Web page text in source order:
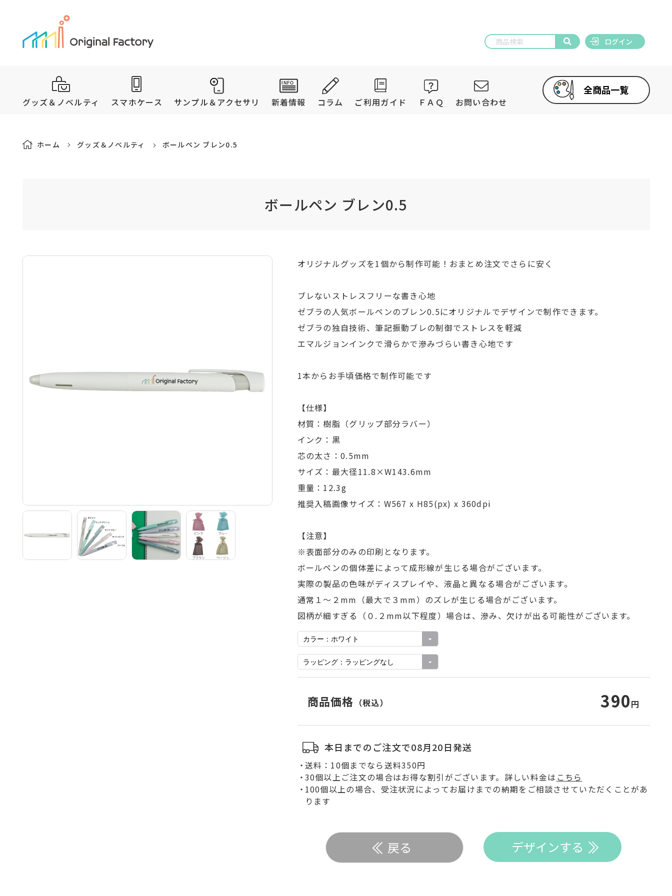
ログイン
グッズ＆ノベルティ スマホケース サンプル＆アクセサリ 新着情報 コラム ご利用ガイド ＦＡＱ お問い合わせ
全商品一覧
ホーム グッズ＆ノベルティ ボールペン ブレン0.5
ボールペン ブレン0.5
オリジナルグッズを1個から制作可能！おまとめ注文でさらに安く
ブレないストレスフリーな書き心地
ゼブラの人気ボールペンのブレン0.5にオリジナルでデザインで制作できます。
ゼブラの独自技術、筆記振動ブレの制御でストレスを軽減
エマルジョンインクで滑らかで滲みづらい書き心地です
1本からお手頃価格で制作可能です
【仕様】
材質：樹脂（グリップ部分ラバー）
インク：黒
芯の太さ：0.5mm
サイズ：最大径11.8×W143.6mm
重量：12.3g
推奨入稿画像サイズ：W567 x H85(px) x 360dpi
【注意】
※表面部分のみの印刷となります。
ボールペンの個体差によって成形線が生じる場合がございます。
実際の製品の色味がディスプレイや、液晶と異なる場合がございます。
通常１～２mm（最大で３mm）のズレが生じる場合がございます。
図柄が細すぎる（０.２mm以下程度）場合は、滲み、欠けが出る可能性がございます。
商品価格 （税込） 390円
本日までのご注文で08月20日発送
送料：10個までなら送料350円
30個以上ご注文の場合はお得な割引がございます。詳しい料金は こちら
100個以上の場合、受注状況によってお届けまでの納期をご相談させていただくことがあ
ります
戻る デザインする
30～99 363円
100～299
300～999
286円
・上記以上の個数をご注文のお客様、継続してご注文予定のお客様、
別途お見積りさせて頂きます。こちらのリンクよりお問い合せください。
閉じる